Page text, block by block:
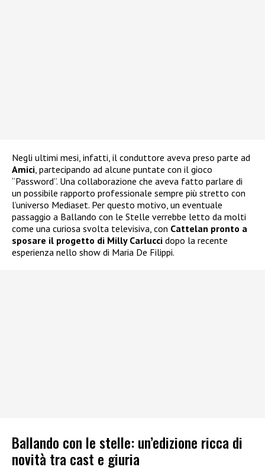
Negli ultimi mesi, infatti, il conduttore aveva preso parte ad
Amici, partecipando ad alcune puntate con il gioco
“Password”. Una collaborazione che aveva fatto parlare di
un possibile rapporto professionale sempre più stretto con
l’universo Mediaset. Per questo motivo, un eventuale
passaggio a Ballando con le Stelle verrebbe letto da molti
come una curiosa svolta televisiva, con Cattelan pronto a
sposare il progetto di Milly Carlucci dopo la recente
esperienza nello show di Maria De Filippi.
Ballando con le stelle: un’edizione ricca di
novità tra cast e giuria